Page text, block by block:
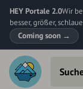
HEY Portale 2.0Wir
besser, größer,
Coming soon →